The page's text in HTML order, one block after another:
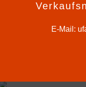
E-Mail: